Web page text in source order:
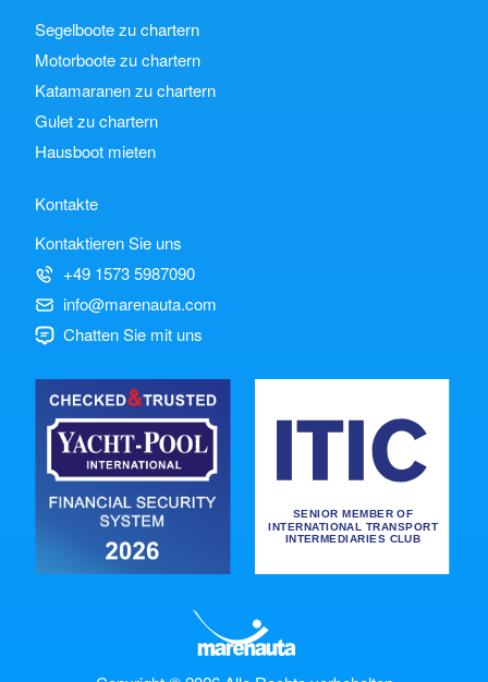
Segelboote zu chartern
Motorboote zu chartern
Katamaranen zu chartern
Gulet zu chartern
Hausboot mieten
Kontakte
Kontaktieren Sie uns
+49 1573 5987090
info@marenauta.com
Chatten Sie mit uns